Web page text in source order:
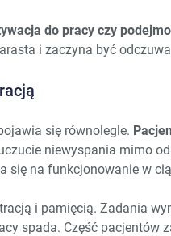
do pracy czy
i zaczyna być
się równolegle.
niewyspania mimo
się na funkcjonowanie w
i pamięcią. Zadania
spada. Część pacjentów